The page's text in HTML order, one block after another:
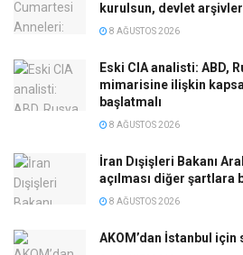
kurulsun, devlet
8 AĞUSTOS 2026
Eski CIA analisti: ABD,
mimarisine ilişkin
başlatmalı
8 AĞUSTOS 2026
İran Dışişleri Bakanı
açılması diğer şartlara
8 AĞUSTOS 2026
AKOM’dan İstanbul için